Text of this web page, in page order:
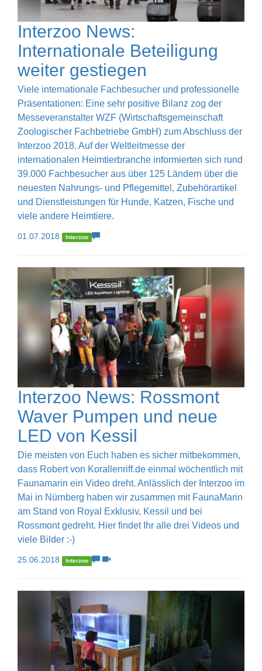
Interzoo News:
Internationale Beteiligung
weiter gestiegen
Viele internationale Fachbesucher und professionelle
Präsentationen: Eine sehr positive Bilanz zog der
Messeveranstalter WZF (Wirtschaftsgemeinschaft
Zoologischer Fachbetriebe GmbH) zum Abschluss der
Interzoo 2018. Auf der Weltleitmesse der
internationalen Heimtierbranche informierten sich rund
39.000 Fachbesucher aus über 125 Ländern über die
neuesten Nahrungs- und Pflegemittel, Zubehörartikel
und Dienstleistungen für Hunde, Katzen, Fische und
viele andere Heimtiere.
01.07.2018 Interzoo
Interzoo News: Rossmont
Waver Pumpen und neue
LED von Kessil
Die meisten von Euch haben es sicher mitbekommen,
dass Robert von Korallenriff.de einmal wöchentlich mit
Faunamarin ein Video dreht. Anlässlich der Interzoo im
Mai in Nürnberg haben wir zusammen mit FaunaMarin
am Stand von Royal Exklusiv, Kessil und bei
Rossmont gedreht. Hier findet Ihr alle drei Videos und
viele Bilder :-)
25.06.2018 Interzoo